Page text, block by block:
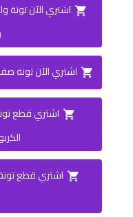
اشتري الآن تونة
اشتري الآن تونة
اشتري قطع
اشتري قطع